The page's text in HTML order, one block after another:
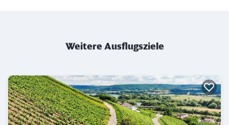
Weitere Ausflugsziele